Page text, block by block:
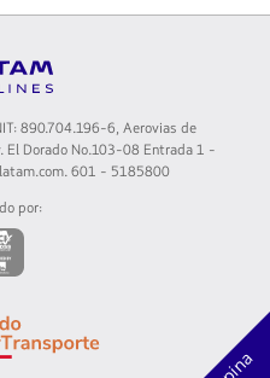
890.704.196-6, Aerovias de
El Dorado No.103-08 Entrada 1 -
601 - 5185800
por:
El
nueva